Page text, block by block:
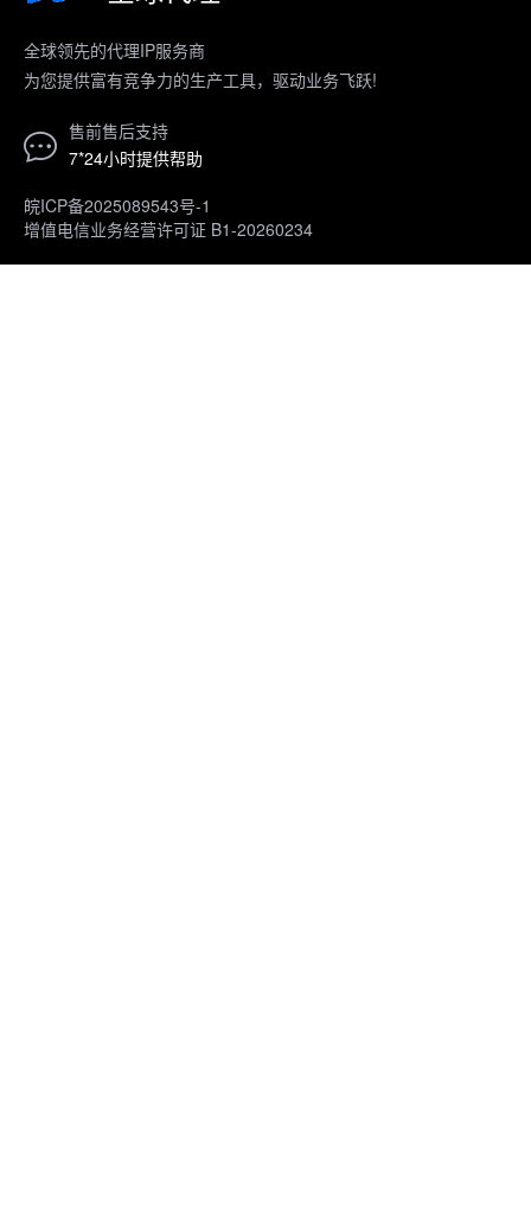
全球领先的代理IP服务商
为您提供富有竞争力的生产工具，驱动业务飞跃!
售前售后支持
7*24小时提供帮助
皖ICP备2025089543号-1
增值电信业务经营许可证 B1-20260234